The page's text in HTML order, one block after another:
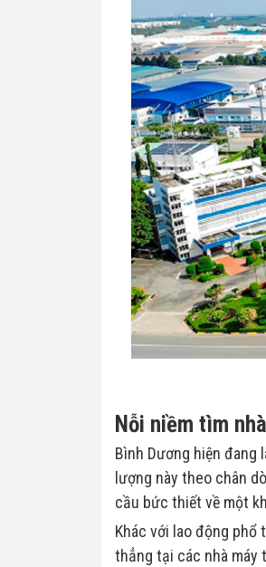
Nỗi niềm tìm
Bình Dương hiện đang
lượng này theo chân
cầu bức thiết về một
Khác với lao động phổ
thẳng tại các nhà máy